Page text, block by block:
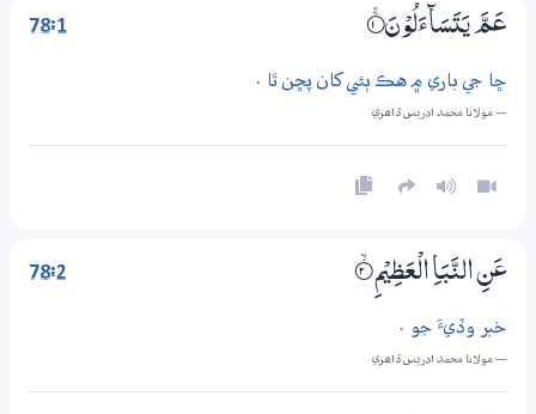
78:1 عَمَّ يَتَسَاۗءَلُوْنَ 1‏۝ۚ
ڇا جي باري ۾ هڪ ٻئي کان پڇن ٿا .
— مولانا محمد ادريس ڏاھري
78:2 عَنِ النَّبَاِ الْعَظِيْمِ 2‏۝ۙ
خبر وڏيءَ جو .
— مولانا محمد ادريس ڏاھري